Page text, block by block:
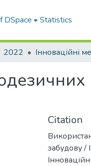
DSpace Statistics
2022
Citation
забудову /